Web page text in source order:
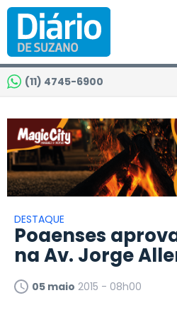
(11) 4745-6900
DESTAQUE
Poaenses
na Av. Jorge
05 maio 2015 - 08h00